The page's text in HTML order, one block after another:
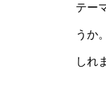
テー
うか
しれ